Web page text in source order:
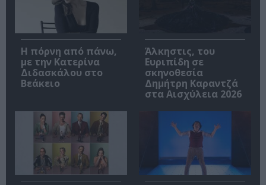
Η πόρνη από πάνω,
με την Κατερίνα
Διδασκάλου στο
Βεάκειο
Άλκηστις, του
Ευριπίδη σε
σκηνοθεσία
Δημήτρη Καραντζά
στα Αισχύλεια 2026